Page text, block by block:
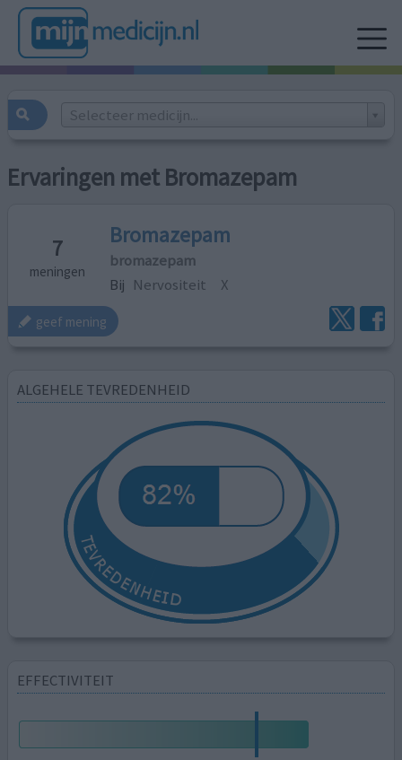
Selecteer medicijn...
Ervaringen met Bromazepam
7
meningen
Bromazepam
bromazepam
Bij Nervositeit X
geef mening
ALGEHELE TEVREDENHEID
EFFECTIVITEIT